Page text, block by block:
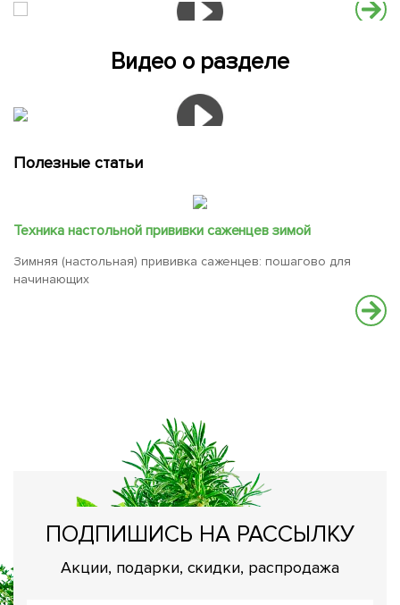
Видео о разделе
Полезные статьи
Техника настольной прививки саженцев зимой
Зимняя (настольная) прививка саженцев: пошагово для
начинающих
ПОДПИШИСЬ НА РАССЫЛКУ
Акции, подарки, скидки, распродажа